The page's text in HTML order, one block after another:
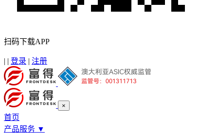
扫码下载APP
| | 登录 | 注册
×
首页
产品服务 ▼